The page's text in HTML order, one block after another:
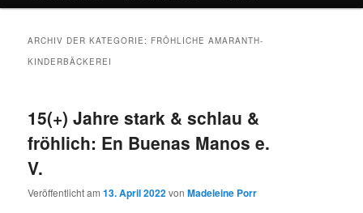
ARCHIV DER KATEGORIE: FRÖHLICHE AMARANTH-
KINDERBÄCKEREI
15(+) Jahre stark & schlau &
fröhlich: En Buenas Manos e.
V.
Veröffentlicht am13. April 2022vonMadeleine Porr